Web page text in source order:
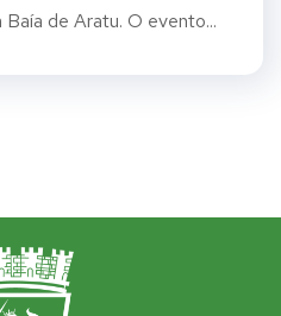
de Aratu. O evento...